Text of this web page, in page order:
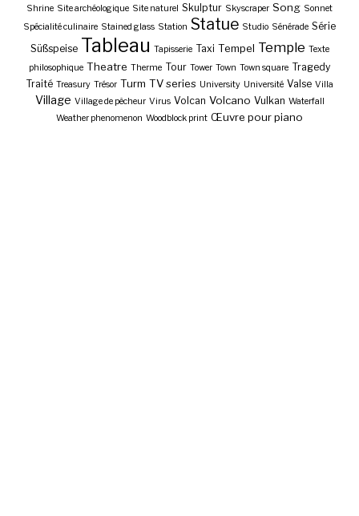
Shrine Site archéologique Site naturel Skulptur Skyscraper Song Sonnet
Spécialité culinaire Stained glass Station Statue Studio Sénérade Série
Süßspeise Tableau Tapisserie Taxi Tempel Temple Texte
philosophique Theatre Therme Tour Tower Town Town square Tragedy
Traité Treasury Trésor Turm TV series University Université Valse Villa
Village Village de pêcheur Virus Volcan Volcano Vulkan Waterfall
Weather phenomenon Woodblock print Œuvre pour piano